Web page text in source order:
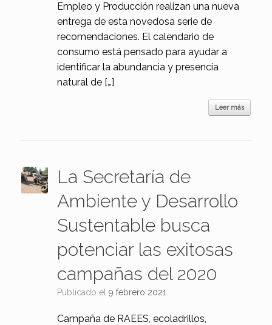
Empleo y Producción realizan una nueva
entrega de esta novedosa serie de
recomendaciones. El calendario de
consumo está pensado para ayudar a
identificar la abundancia y presencia
natural de […]
Leer más
La Secretaría de
Ambiente y Desarrollo
Sustentable busca
potenciar las exitosas
campañas del 2020
Publicado el 9 febrero 2021
Campaña de RAEES, ecoladrillos,